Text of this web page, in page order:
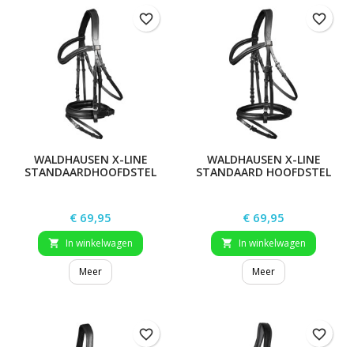
WALDHAUSEN X-LINE
STANDAARDHOOFDSTEL
Prijs
€ 69,95
 In winkelwagen
Meer
favorite_border
WALDHAUSEN X-LINE
STANDAARD HOOFDSTEL
Prijs
€ 69,95
 In winkelwagen
Meer
favorite_border
favorite_border favorite_border